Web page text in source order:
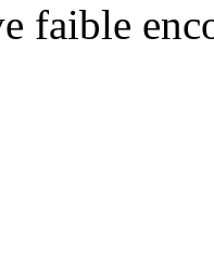
faible